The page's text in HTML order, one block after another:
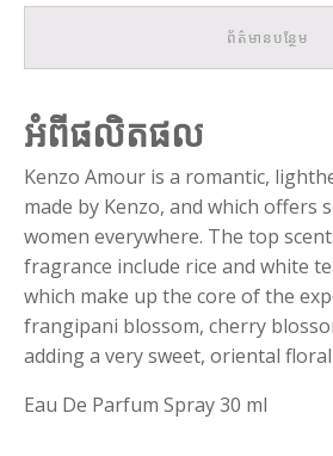
ព័ត៌មានបន្ថែម
អំពីផលិតផល
Kenzo Amour is a romantic,
made by Kenzo, and which offers
women everywhere. The top
fragrance include rice and white
which make up the core of the
frangipani blossom, cherry
adding a very sweet, oriental
Eau De Parfum Spray 30 ml